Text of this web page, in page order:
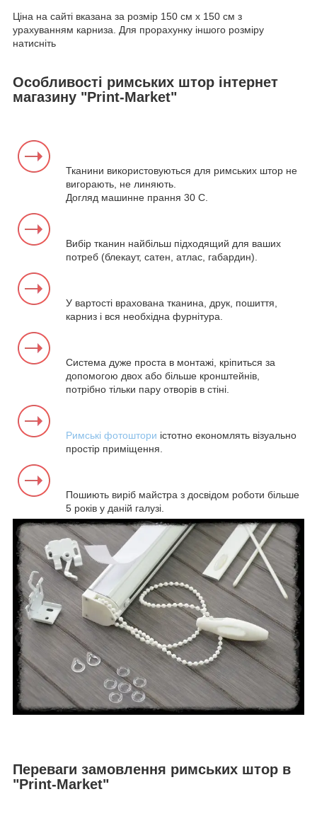
Ціна на сайті вказана за розмір 150 см х 150 см з
урахуванням карниза. Для прорахунку іншого розміру
натисніть
Особливості римських штор інтернет
магазину "Print-Market"
Тканини використовуються для римських штор не
вигорають, не линяють.
Догляд машинне прання 30 С.
Вибір тканин найбільш підходящий для ваших
потреб (блекаут, сатен, атлас, габардин).
У вартості врахована тканина, друк, пошиття,
карниз і вся необхідна фурнітура.
Система дуже проста в монтажі, кріпиться за
допомогою двох або більше кронштейнів,
потрібно тільки пару отворів в стіні.
Римські фотоштори істотно економлять візуально
простір приміщення.
Пошиють виріб майстра з досвідом роботи більше
5 років у даній галузі.
Переваги замовлення римських штор в
"Print-Market"